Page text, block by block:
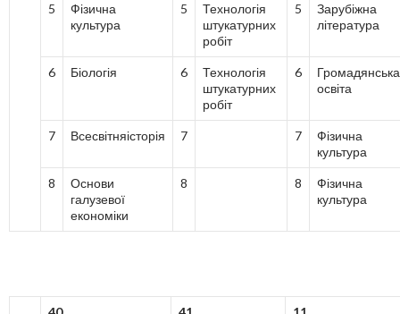
5
Фізична
культура
5
Технологія
штукатурних
робіт
5
Зарубіжна
література
6 Біологія 6
Технологія
штукатурних
робіт
6
Громадянська
освіта
7 Всесвітняісторія 7 7
Фізична
культура
8
Основи
галузевої
економіки
8 8
Фізична
культура